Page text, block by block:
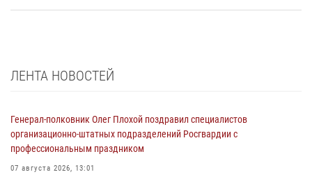
ЛЕНТА НОВОСТЕЙ
Генерал-полковник Олег Плохой поздравил специалистов
организационно-штатных подразделений Росгвардии с
профессиональным праздником
07 августа 2026, 13:01